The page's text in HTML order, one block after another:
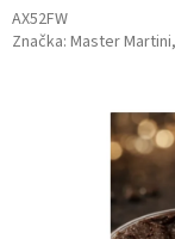
AX52FW
Značka: Master